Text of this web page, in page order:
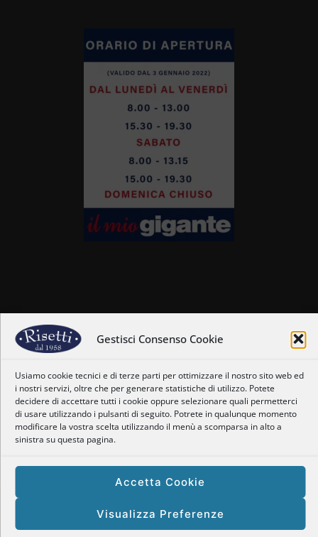
Gestisci Consenso Cookie
Usiamo cookie tecnici e di terze parti per ottimizzare il nostro sito web ed
i nostri servizi, oltre che per generare statistiche di utilizzo. Potete
decidere di accettare tutti i cookie oppure selezionare quali permetterci
di usare utilizzando i pulsanti di seguito. Potrete in qualunque momento
modificare la vostra scelta utilizzando il menù a scomparsa in alto a
sinistra su questa pagina.
Accetta Cookie
Visualizza Preferenze
Home
Dove siamo
Orari
Newsletter
Privacy Policy
Copyright © 2025 Enogastronomia Risetti – P.Iva: 01469660128